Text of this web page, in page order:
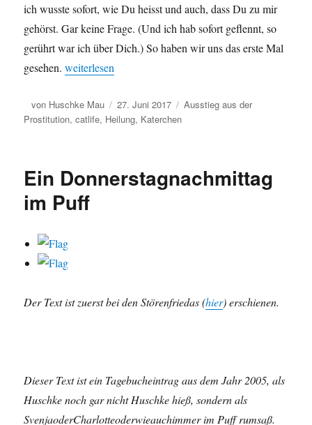
ich wusste sofort, wie Du heisst und auch, dass Du zu mir
gehörst. Gar keine Frage. (Und ich hab sofort geflennt, so
gerührt war ich über Dich.) So haben wir uns das erste Mal
gesehen.„Willkommen in Katzachstan – Eine Liebeserklärung
weiterlesen
Autor
von Huschke Mau
Veröffentlicht
am
27. Juni 2017 Schlagwörter
Ausstieg aus der
Prostitution,catlife, Heilung, Katerchen
Ein Donnerstagnachmittag
im Puff
Der Text ist zuerst bei den Störenfriedas (hier) erschienen.
Dieser Text ist ein Tagebucheintrag aus dem Jahr 2005, als
Huschke noch gar nicht Huschke hieß, sondern als
SvenjaoderCharlotteoderwieauchimmer im Puff rumsaß.